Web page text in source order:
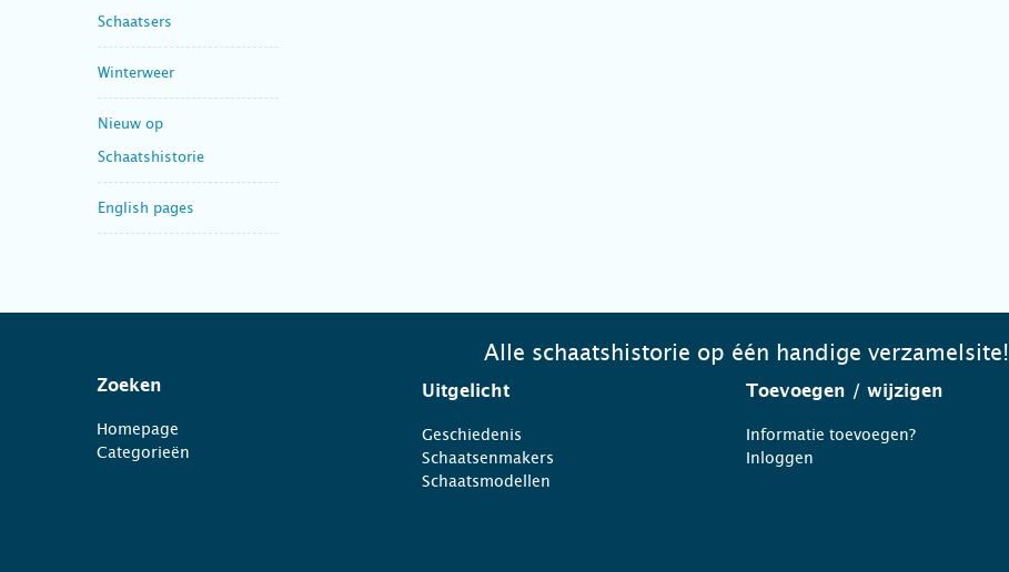
Schaatsers
Winterweer
Nieuw op
Schaatshistorie
English pages
Alle schaatshistorie op één handige verzamelsite!
Zoeken
Homepage
Categorieën
Uitgelicht
Geschiedenis
Schaatsenmakers
Schaatsmodellen
Toevoegen / wijzigen
Informatie toevoegen?
Inloggen